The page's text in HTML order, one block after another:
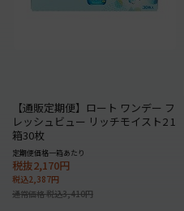
【通販定期便】ロート ワンデー フ
レッシュビュー リッチモイスト2 1
箱30枚
定期便価格一箱あたり
税抜2,170円
税込2,387円
通常価格 税込3,410円